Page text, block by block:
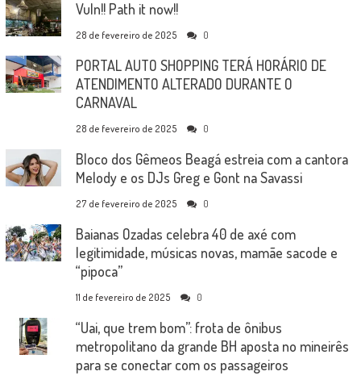
Vuln!! Path it now!!
28 de fevereiro de 2025 0
PORTAL AUTO SHOPPING TERÁ HORÁRIO DE
ATENDIMENTO ALTERADO DURANTE O
CARNAVAL
28 de fevereiro de 2025 0
Bloco dos Gêmeos Beagá estreia com a cantora
Melody e os DJs Greg e Gont na Savassi
27 de fevereiro de 2025 0
Baianas Ozadas celebra 40 de axé com
legitimidade, músicas novas, mamãe sacode e
“pipoca”
11 de fevereiro de 2025 0
“Uai, que trem bom”: frota de ônibus
metropolitano da grande BH aposta no mineirês
para se conectar com os passageiros